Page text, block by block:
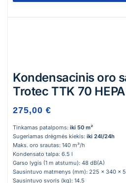
Kondensacinis oro
Trotec TTK 70 HEPA
275,00 €
Tinkamas patalpoms: iki 50 m²
Sugeriamas drėgmės kiekis: iki 24l/24h
Maks. oro srautas: 140 m³/h
Kondensato talpa: 6.5 l
Garso lygis (1 m atstumu): 48 dB(A)
Sausintuvo matmenys (mm): 225 x 340 x
Sausintuvo svoris (kg): 14.5